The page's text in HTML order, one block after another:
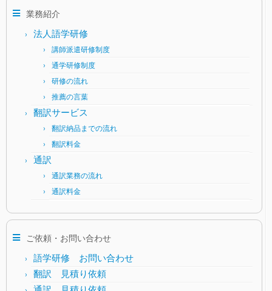
業務紹介
法人語学研修
講師派遣研修制度
通学研修制度
研修の流れ
推薦の言葉
翻訳サービス
翻訳納品までの流れ
翻訳料金
通訳
通訳業務の流れ
通訳料金
ご依頼・お問い合わせ
語学研修 お問い合わせ
翻訳 見積り依頼